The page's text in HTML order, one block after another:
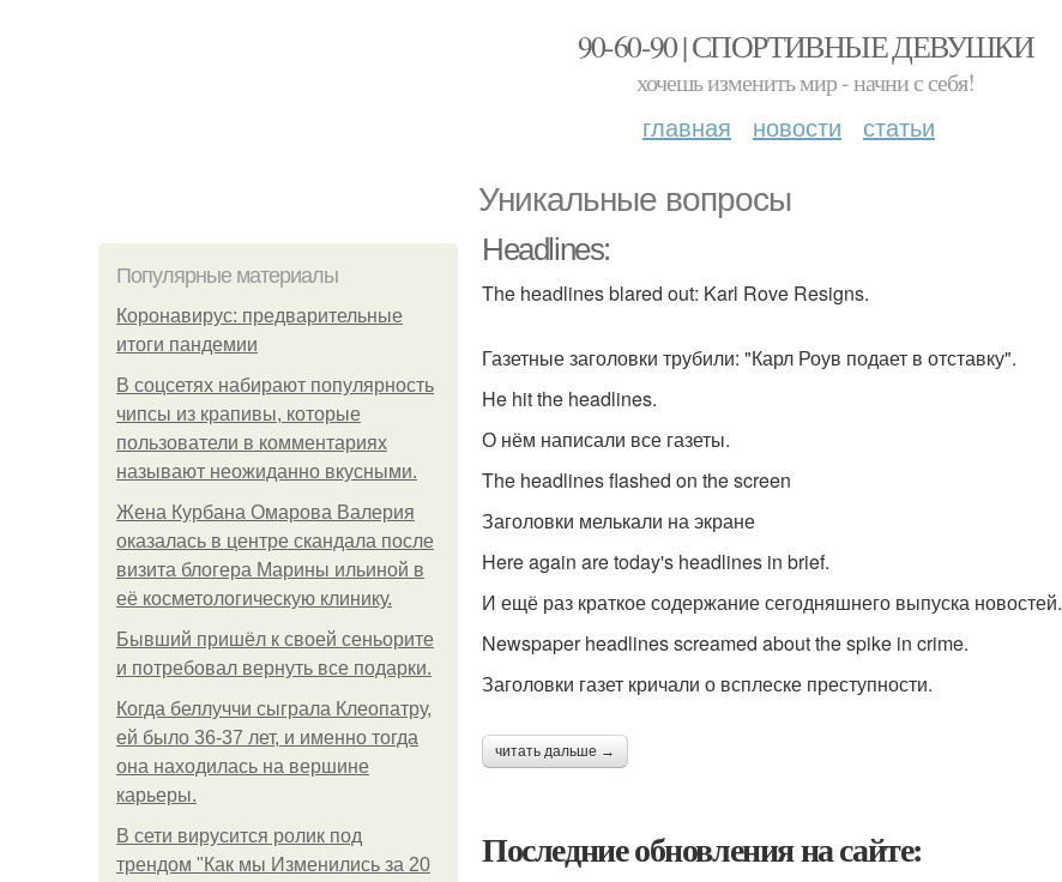
90-60-90 | СПОРТИВНЫЕ ДЕВУШКИ
хочешь изменить мир - начни с себя!
главная новости статьи
Уникальные вопросы
Популярные материалы
Коронавирус: предварительные
итоги пандемии
В соцсетях набирают популярность
чипсы из крапивы, которые
пользователи в комментариях
называют неожиданно вкусными.
Жена Курбана Омарова Валерия
оказалась в центре скандала после
визита блогера Марины ильиной в
её косметологическую клинику.
Бывший пришёл к своей сеньорите
и потребовал вернуть все подарки.
Когда беллуччи сыграла Клеопатру,
ей было 36-37 лет, и именно тогда
она находилась на вершине
карьеры.
В сети вирусится ролик под
трендом "Как мы Изменились за 20
Headlines:
The headlines blared out: Karl Rove Resigns.
Газетные заголовки трубили: "Карл Роув подает в отставку".
He hit the headlines.
О нём написали все газеты.
The headlines flashed on the screen
Заголовки мелькали на экране
Here again are today's headlines in brief.
И ещё раз краткое содержание сегодняшнего выпуска новостей.
Newspaper headlines screamed about the spike in crime.
Заголовки газет кричали о всплеске преступности.
читать дальше →
Последние обновления на сайте: